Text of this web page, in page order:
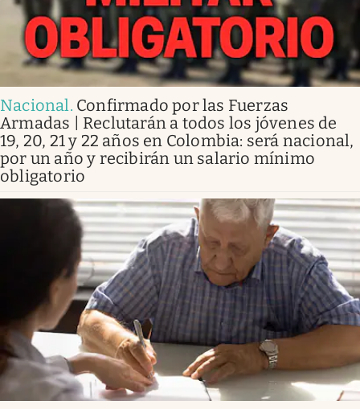
Nacional. Confirmado por las Fuerzas
Armadas | Reclutarán a todos los jóvenes de
19, 20, 21 y 22 años en Colombia: será nacional,
por un año y recibirán un salario mínimo
obligatorio